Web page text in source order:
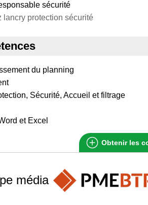
sécurité
lancry protection sécurité
du planning
Sécurité, Accueil et filtrage
et Excel
Obtenir les
média